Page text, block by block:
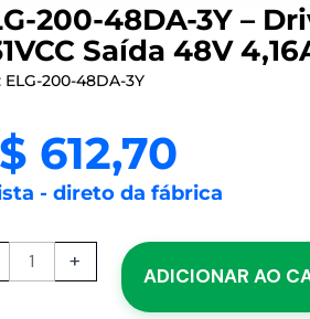
200-48DA-3Y –
Saída 48V
ELG-200-48DA-3Y
612,70
- direto da fábrica
+
ADICIONAR AO